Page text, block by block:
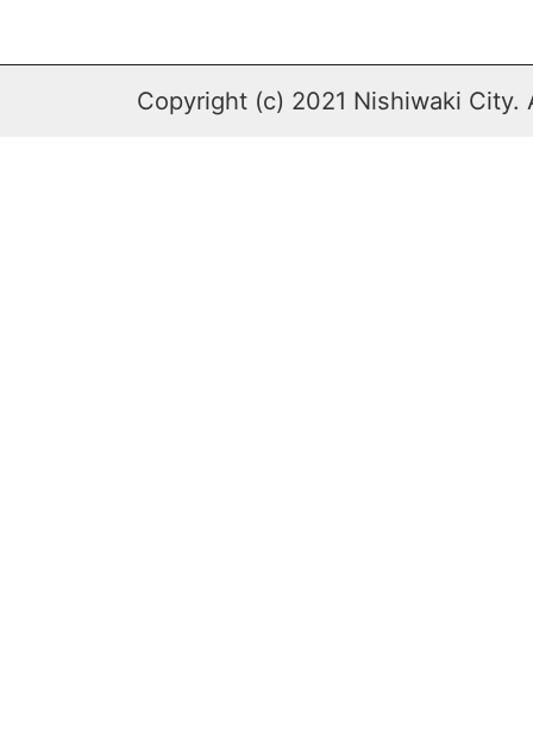
Copyright (c) 2021 Nishiwaki City.